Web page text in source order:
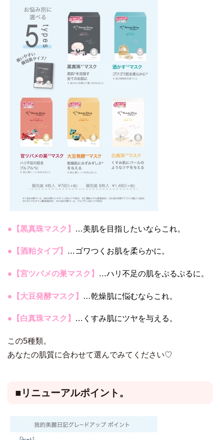
●【黒真珠マスク】 …美肌を目指したいならこれ。
●【酒粕タイプ】 …ゴワつくお肌を柔らかに。
●【宮ツバメの巣マスク】 …ハリ不足の肌をぷるぷるに。
●【大豆発酵マスク】 …乾燥肌に悩むならこれ。
●【白真珠マスク】 …くすみ肌にツヤを与える。
この5種類。
あなたの肌質に合わせて選んでみてください♡
■リニューアルポイント。